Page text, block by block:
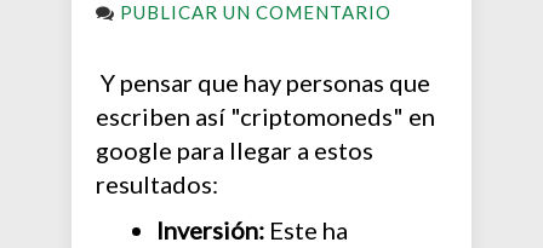
PUBLICAR UN COMENTARIO
Y pensar que hay personas que
escriben así "criptomoneds" en
google para llegar a estos
resultados:
Inversión: Este ha